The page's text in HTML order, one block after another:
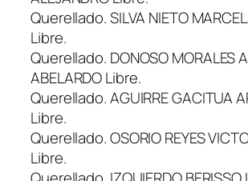
Querellado. SILVA NIETO
Libre.
Querellado. DONOSO MORALES
ABELARDO Libre.
Querellado. AGUIRRE GACITUA
Libre.
Querellado. OSORIO REYES
Libre.